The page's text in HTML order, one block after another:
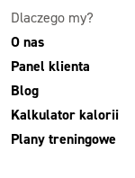
Dlaczego my?
O nas
Panel klienta
Blog
Kalkulator kalorii
Plany treningowe